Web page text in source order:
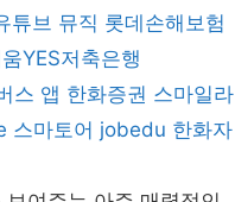
튜브 뮤직 롯데손해보험
YES저축은행
스 앱 한화증권 스마일라
스마토어 jobedu 한화자